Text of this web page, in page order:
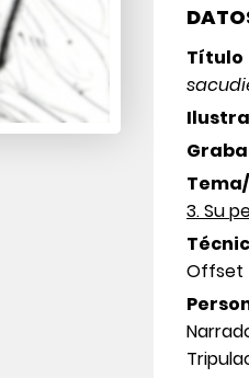
Título
3. Su
Offset